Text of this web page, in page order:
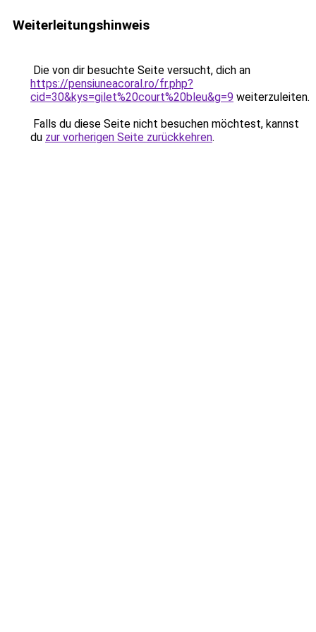
Weiterleitungshinweis
Die von dir besuchte Seite versucht, dich an
https://pensiuneacoral.ro/fr.php?
cid=30&kys=gilet%20court%20bleu&g=9 weiterzuleiten.
Falls du diese Seite nicht besuchen möchtest, kannst
du zur vorherigen Seite zurückkehren.